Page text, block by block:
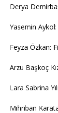
Derya
Yasemin Aykol:
Feyza Özkan:
Arzu Başkoç
Lara Sabrina
Mihriban